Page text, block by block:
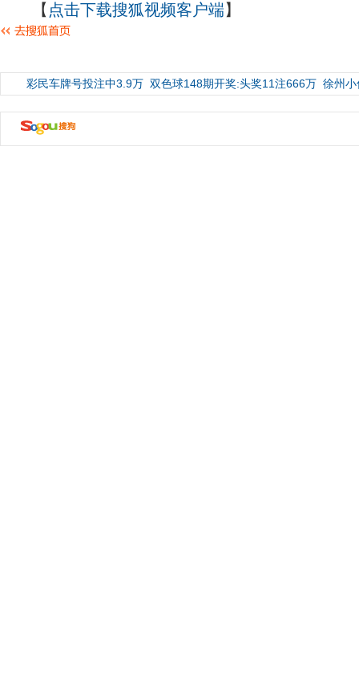
【 点击下载搜狐视频客户端】
彩民车牌号投注中3.9万 双色球148期开奖:头奖11注666万 徐州